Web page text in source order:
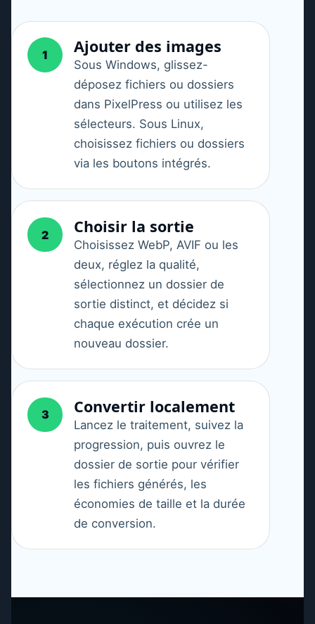
1 Ajouter des images
Sous Windows, glissez-
déposez fichiers ou dossiers
dans PixelPress ou utilisez les
sélecteurs. Sous Linux,
choisissez fichiers ou dossiers
via les boutons intégrés.
2 Choisir la sortie
Choisissez WebP, AVIF ou les
deux, réglez la qualité,
sélectionnez un dossier de
sortie distinct, et décidez si
chaque exécution crée un
nouveau dossier.
3 Convertir localement
Lancez le traitement, suivez la
progression, puis ouvrez le
dossier de sortie pour vérifier
les fichiers générés, les
économies de taille et la durée
de conversion.